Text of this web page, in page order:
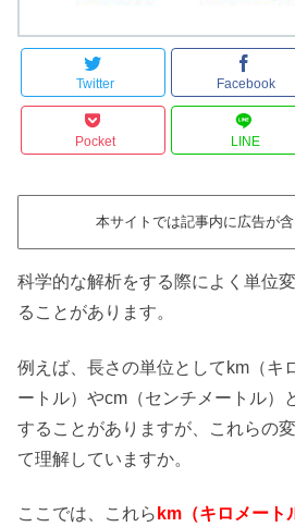
Twitter Facebook
Pocket LINE
本サイトでは記事内に広告が含
科学的な解析をする際によく単位
ることがあります。
例えば、長さの単位としてkm（キ
ートル）やcm（センチメートル）
することがありますが、これらの
て理解していますか。
ここでは、これら km（キロメート